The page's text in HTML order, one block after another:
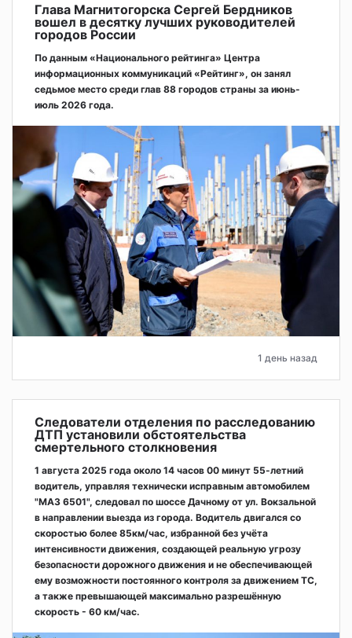
Глава Магнитогорска Сергей Бердников
вошел в десятку лучших руководителей
городов России
По данным «Национального рейтинга» Центра
информационных коммуникаций «Рейтинг», он занял
седьмое место среди глав 88 городов страны за июнь-
июль 2026 года.
1 день назад
Следователи отделения по расследованию
ДТП установили обстоятельства
смертельного столкновения
1 августа 2025 года около 14 часов 00 минут 55-летний
водитель, управляя технически исправным автомобилем
"МАЗ 6501", следовал по шоссе Дачному от ул. Вокзальной
в направлении выезда из города. Водитель двигался со
скоростью более 85км/час, избранной без учёта
интенсивности движения, создающей реальную угрозу
безопасности дорожного движения и не обеспечивающей
ему возможности постоянного контроля за движением ТС,
а также превышающей максимально разрешённую
скорость - 60 км/час.